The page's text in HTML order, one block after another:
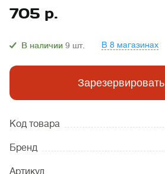
705 р.
В наличии 9 шт. В 8 магазинах
Зарезервировать
Код товара
Бренд
Артикул